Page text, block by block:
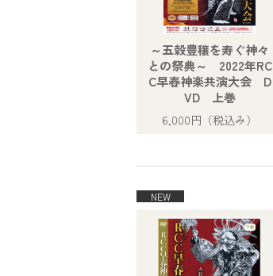
～五穀豊穣を寿ぐ神々
との祭典～ 2022年RC
C早春神楽共演大会 D
VD 上巻
6,000円 （税込み）